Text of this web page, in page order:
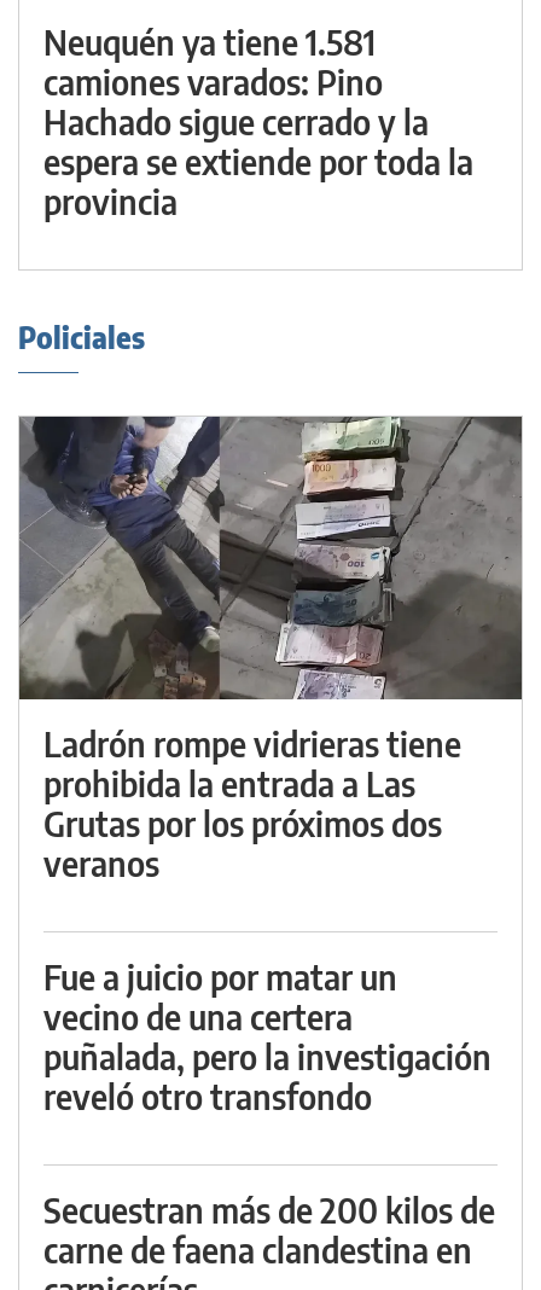
Neuquén ya tiene 1.581
camiones varados: Pino
Hachado sigue cerrado y la
espera se extiende por toda la
provincia
Policiales
Ladrón rompe vidrieras tiene
prohibida la entrada a Las
Grutas por los próximos dos
veranos
Fue a juicio por matar un
vecino de una certera
puñalada, pero la investigación
reveló otro transfondo
Secuestran más de 200 kilos de
carne de faena clandestina en